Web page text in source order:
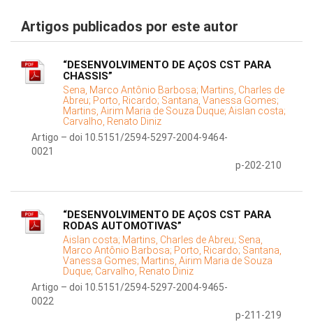
Artigos publicados por este autor
“DESENVOLVIMENTO DE AÇOS CST PARA
CHASSIS”
Sena, Marco Antônio Barbosa; Martins, Charles de
Abreu; Porto, Ricardo; Santana, Vanessa Gomes;
Martins, Airim Maria de Souza Duque; Aislan costa;
Carvalho, Renato Diniz
Artigo – doi 10.5151/2594-5297-2004-9464-
0021
p-202-210
“DESENVOLVIMENTO DE AÇOS CST PARA
RODAS AUTOMOTIVAS”
Aislan costa; Martins, Charles de Abreu; Sena,
Marco Antônio Barbosa; Porto, Ricardo; Santana,
Vanessa Gomes; Martins, Airim Maria de Souza
Duque; Carvalho, Renato Diniz
Artigo – doi 10.5151/2594-5297-2004-9465-
0022
p-211-219